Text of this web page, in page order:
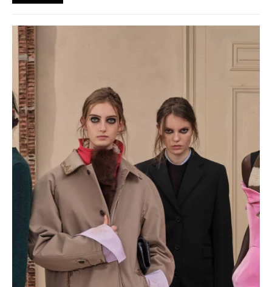
prostredím a každodenným životom mladej generácie.